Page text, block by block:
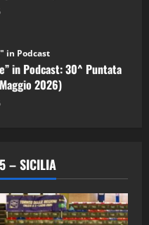
in Podcast
in Podcast: 30^ Puntata
2026)
in Podcast: 29^ Puntata
2026)
– SICILIA